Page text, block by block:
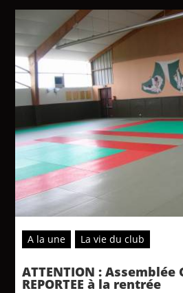
A la une La vie du club
ATTENTION : Assemblée
REPORTEE à la rentrée